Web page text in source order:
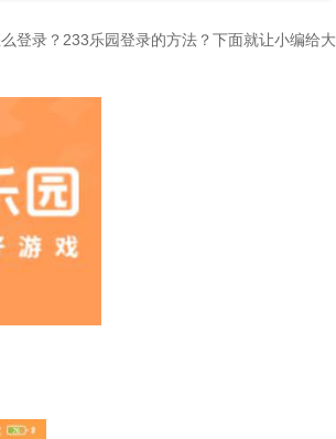
登录？233乐园登录的方法？下面就让小编给大